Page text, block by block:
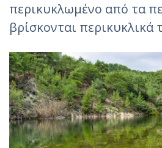
περικυκλωμένο από τα
βρίσκονται περικυκλικά